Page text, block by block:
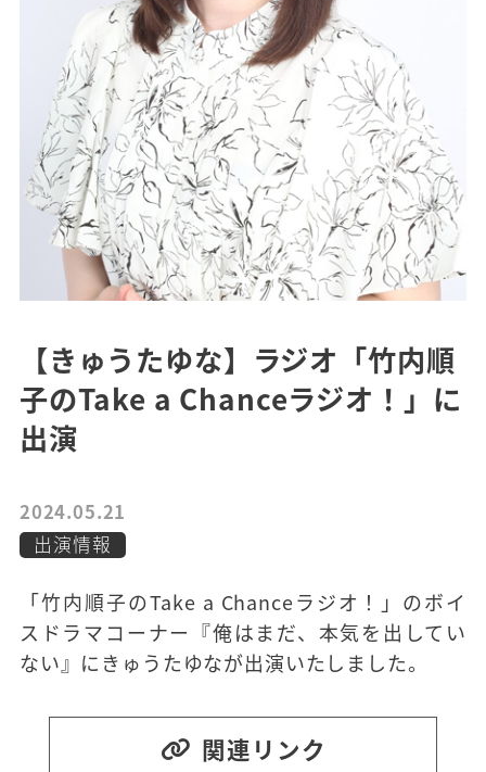
【きゅうたゆな】ラジオ「竹内順
子のTake a Chanceラジオ！」に
出演
2024.05.21
出演情報
「竹内順子のTake a Chanceラジオ！」のボイ
スドラマコーナー『俺はまだ、本気を出してい
ない』にきゅうたゆなが出演いたしました。
関連リンク